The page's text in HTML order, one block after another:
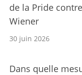
de la Pride
Wiener
30 juin 2026
Dans quelle